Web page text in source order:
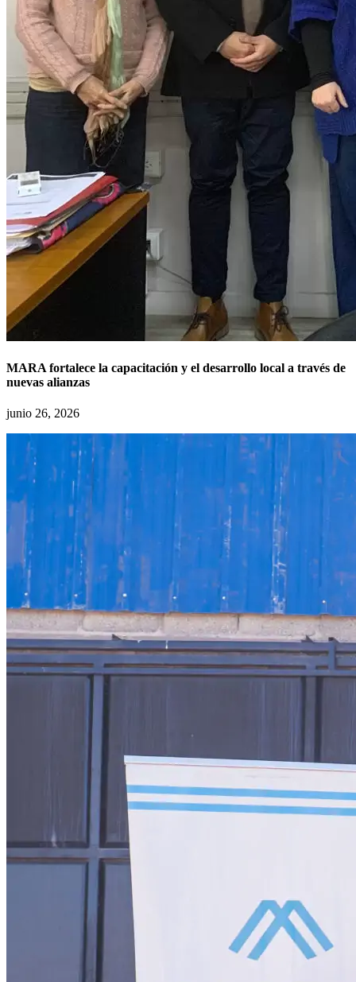
MARA fortalece la capacitación y el desarrollo local a través de
nuevas alianzas
junio 26, 2026